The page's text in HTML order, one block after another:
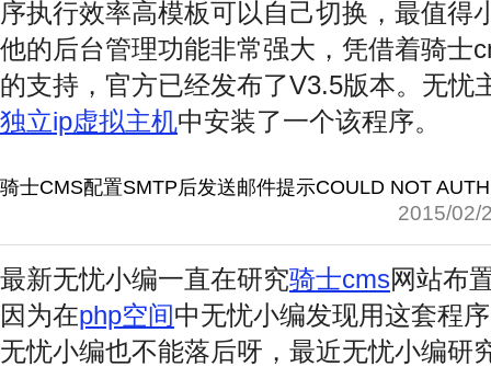
序执行效率高模板可以自己切换，最值得
他的后台管理功能非常强大，凭借着骑士
的支持，官方已经发布了V3.5版本。无忧
独立ip虚拟主机中安装了一个该程序。
骑士CMS配置SMTP后发送邮件提示COULD NOT
2015/02/
最新无忧小编一直在研究骑士cms网站布
因为在php空间中无忧小编发现用这套程
无忧小编也不能落后呀，最近无忧小编研